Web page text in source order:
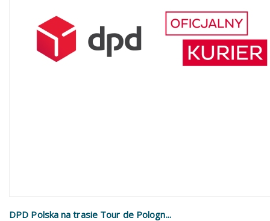
DPD Polska na trasie Tour de Pologn...